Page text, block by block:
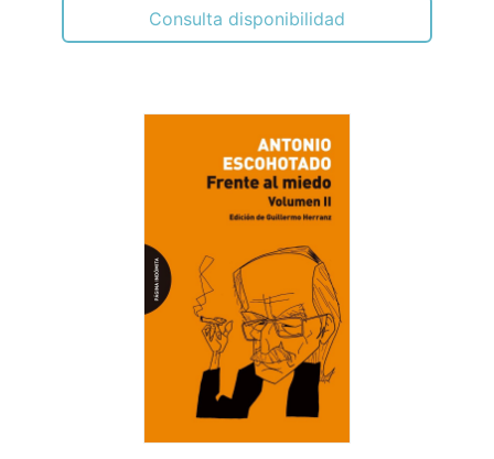
Consulta disponibilidad